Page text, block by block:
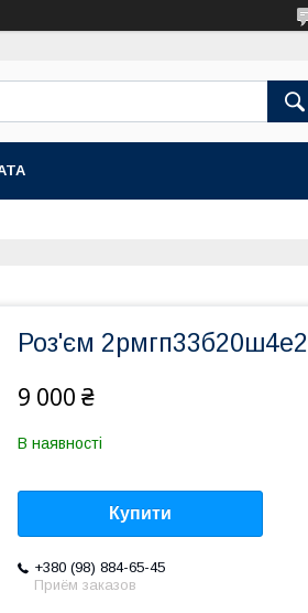
Роз'єм 2рмгп33б20ш4е2
9 000 ₴
В наявності
Купити
+380 (98) 884-65-45
Приём заказов